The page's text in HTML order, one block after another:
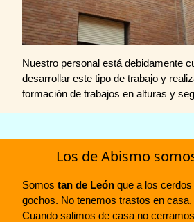
Nuestro personal está debidamente
desarrollar este tipo de trabajo y
formación de trabajos en alturas y
Los de Abismo
Somos tan de León que a los
gochos. No tenemos trastos en
Cuando salimos de casa no